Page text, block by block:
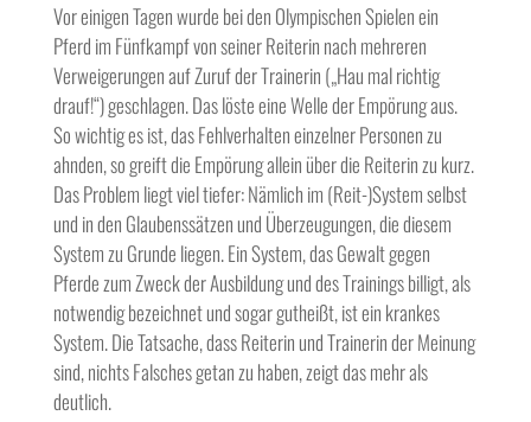
Vor einigen Tagen wurde bei den Olympischen Spielen ein
Pferd im Fünfkampf von seiner Reiterin nach mehreren
Verweigerungen auf Zuruf der Trainerin („Hau mal richtig
drauf!“) geschlagen. Das löste eine Welle der Empörung aus.
So wichtig es ist, das Fehlverhalten einzelner Personen zu
ahnden, so greift die Empörung allein über die Reiterin zu kurz.
Das Problem liegt viel tiefer: Nämlich im (Reit-)System selbst
und in den Glaubenssätzen und Überzeugungen, die diesem
System zu Grunde liegen. Ein System, das Gewalt gegen
Pferde zum Zweck der Ausbildung und des Trainings billigt, als
notwendig bezeichnet und sogar gutheißt, ist ein krankes
System. Die Tatsache, dass Reiterin und Trainerin der Meinung
sind, nichts Falsches getan zu haben, zeigt das mehr als
deutlich.